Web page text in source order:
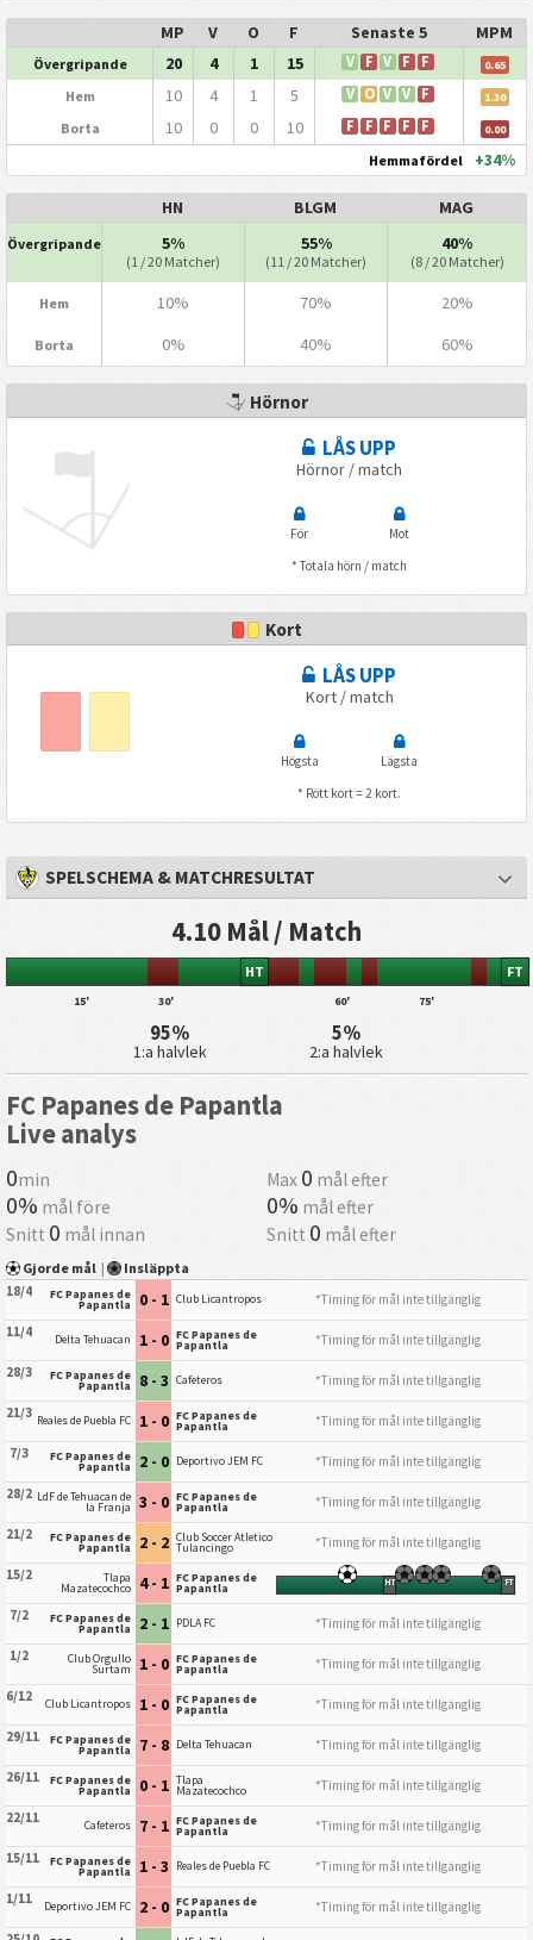
MP V O F Senaste 5 MPM
Övergripande 20 4 1 15 V F V F F 0.65
Hem 10 4 1 5 V O V V F 1.30
Borta 10 0 0 10 F F F F F 0.00
Hemmafördel +34%
HN BLGM MAG
Övergripande 5%
(1 / 20 Matcher)
55%
(11 / 20 Matcher)
40%
(8 / 20 Matcher)
Hem 10% 70% 20%
Borta 0% 40% 60%
Hörnor
LÅS UPP
Hörnor / match
För
Mot
* Totala hörn / match
Kort
LÅS UPP
Kort / match
Högsta
Lägsta
* Rött kort = 2 kort.
SPELSCHEMA & MATCHRESULTAT
4.10 Mål / Match
15' 30'
HT
60' 75'
FT
95%
1:a halvlek
5%
2:a halvlek
FC Papanes de Papantla
Live analys
0min Max 0 mål efter
0% mål före 0% mål efter
Snitt 0 mål innan Snitt 0 mål efter
Gjorde mål | Insläppta
18/4 FC Papanes de
Papantla 0 - 1 Club Licantropos
*Timing för mål inte tillgänglig
11/4
Delta Tehuacan 1 - 0 FC Papanes de
Papantla
*Timing för mål inte tillgänglig
28/3
FC Papanes de
Papantla 8 - 3 Cafeteros
*Timing för mål inte tillgänglig
21/3 Reales de Puebla FC 1 - 0 FC Papanes de
Papantla
*Timing för mål inte tillgänglig
7/3
FC Papanes de
Papantla 2 - 0 Deportivo JEM FC
*Timing för mål inte tillgänglig
28/2 LdF de Tehuacan de
la Franja 3 - 0 FC Papanes de
Papantla
*Timing för mål inte tillgänglig
21/2
FC Papanes de
Papantla 2 - 2 Club Soccer Atletico
Tulancingo
*Timing för mål inte tillgänglig
15/2
Tlapa
Mazatecochco 4 - 1 FC Papanes de
Papantla HT FT
7/2 FC Papanes de
Papantla 2 - 1 PDLA FC
*Timing för mål inte tillgänglig
1/2
Club Orgullo
Surtam 1 - 0 FC Papanes de
Papantla
*Timing för mål inte tillgänglig
6/12
Club Licantropos 1 - 0 FC Papanes de
Papantla
*Timing för mål inte tillgänglig
29/11
FC Papanes de
Papantla 7 - 8 Delta Tehuacan
*Timing för mål inte tillgänglig
26/11
FC Papanes de
Papantla 0 - 1 Tlapa
Mazatecochco
*Timing för mål inte tillgänglig
22/11
Cafeteros 7 - 1 FC Papanes de
Papantla
*Timing för mål inte tillgänglig
15/11
FC Papanes de
Papantla 1 - 3 Reales de Puebla FC
*Timing för mål inte tillgänglig
1/11
Deportivo JEM FC 2 - 0 FC Papanes de
Papantla
*Timing för mål inte tillgänglig